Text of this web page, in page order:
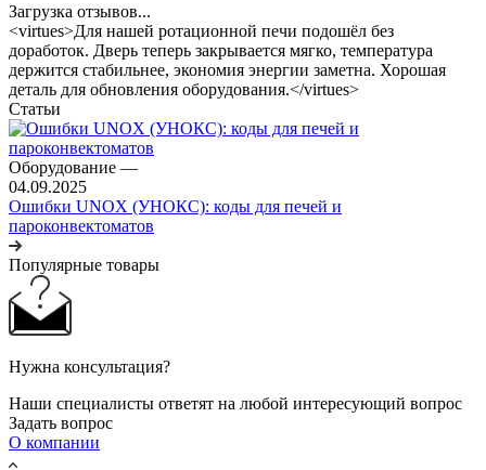
Загрузка отзывов...
<virtues>Для нашей ротационной печи подошёл без
доработок. Дверь теперь закрывается мягко, температура
держится стабильнее, экономия энергии заметна. Хорошая
деталь для обновления оборудования.</virtues>
Статьи
Оборудование —
04.09.2025
Ошибки UNOX (УНОКС): коды для печей и
пароконвектоматов
Популярные товары
Нужна консультация?
Наши специалисты ответят на любой интересующий вопрос
Задать вопрос
О компании